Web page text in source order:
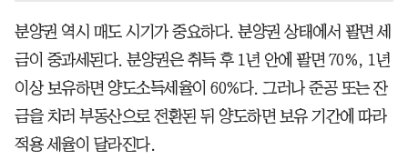
분양권 역시 매도 시기가 중요하다. 분양권 상태에서 팔면 세
금이 중과세된다. 분양권은 취득 후 1년 안에 팔면 70%, 1년
이상 보유하면 양도소득세율이 60%다. 그러나 준공 또는 잔
금을 치러 부동산으로 전환된 뒤 양도하면 보유 기간에 따라
적용 세율이 달라진다.